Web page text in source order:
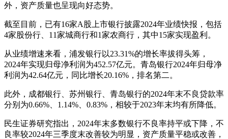
外，资产质量也呈现向好态势。
截至目前，已有16家A股上市银行披露2024年业绩快报，包括
4家股份行、11家城商行和1家农商行，其中15家实现盈利。
从业绩增速来看，浦发银行以23.31%的增长率拔得头筹，
2024年实现归母净利润为452.57亿元。青岛银行2024年归母净
利润为42.64亿元，同比增长20.16%，排名第二。
此外，成都银行、苏州银行、青岛银行的2024年末不良贷款率
分别为0.66%、1.14%、0.83%，相较于2023年末均有所降低。
民生证券研究指出，2024年末多数银行不良率持平或下降，不
良率较2024年三季度末改善较为明显，资产质量平稳或改善，